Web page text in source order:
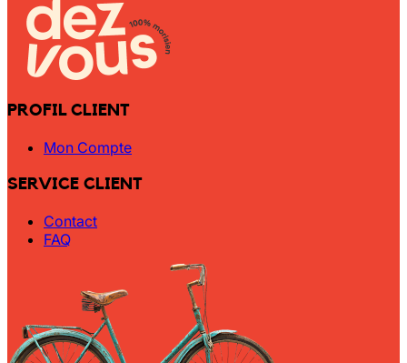
PROFIL CLIENT
Mon Compte
SERVICE CLIENT
Contact
FAQ
Wally Plush Toys
Zimaz Kreol
ZOLA by Estelle
Les Inédites